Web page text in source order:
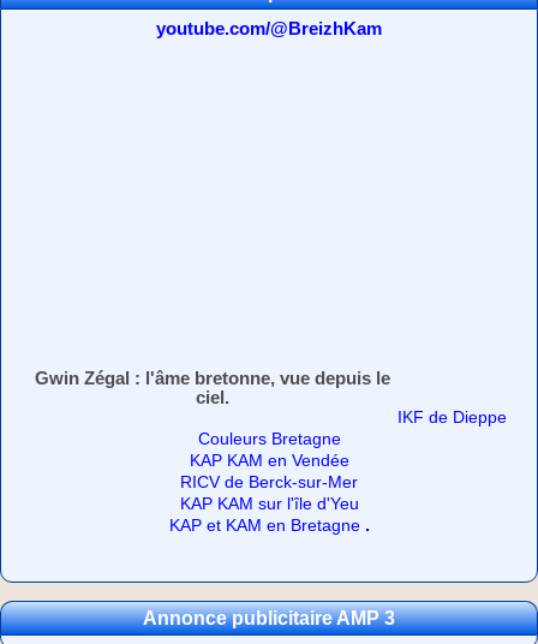
youtube.com/@BreizhKam
Gwin Zégal : l'âme bretonne, vue depuis le
ciel.
IKF de Dieppe
Couleurs Bretagne
KAP KAM en Vendée
RICV de Berck-sur-Mer
KAP KAM sur l'île d'Yeu
KAP et KAM en Bretagne .
Annonce publicitaire AMP 3